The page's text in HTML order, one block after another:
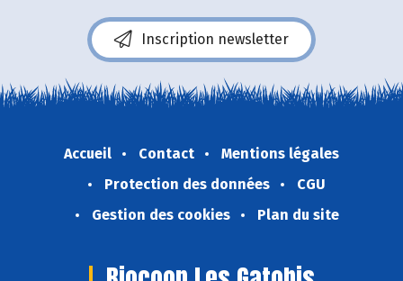
Inscription newsletter
Accueil Contact
Mentions légales
Protection des données
CGU
Gestion des cookies
Plan du site